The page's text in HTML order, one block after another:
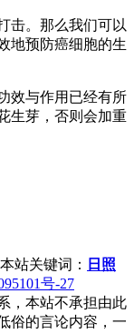
击。那么我们可以
地预防癌细胞的生
效与作用已经有所
生芽，否则会加重
站关键词：
日照
号-27
，本站不承担由此
俗的言论内容，一